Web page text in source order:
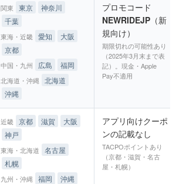
関東 東京
神奈川
千葉
東海・近畿 愛知
大阪
京都
中国・九州 広島 福岡
北海道・沖縄
北海道
沖縄
プロモコード
NEWRIDEJP （新
規向け）
期限切れの可能性あり
（2025年3月末まで表
記）。現金・Apple
Pay不適用
近畿 京都 滋賀
大阪
神戸
東海・北海道
名古屋
札幌
九州・沖縄 福岡 沖縄
アプリ向けクーポ
ンの記載なし
TACPOポイントあり
（京都・滋賀・名古
屋・札幌）